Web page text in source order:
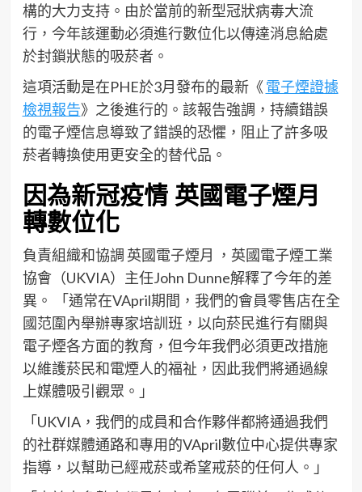
構的大力支持。由於當前的新型冠狀病毒大流
行，今年該運動必須進行數位化以傳達消息給處
於封鎖狀態的吸菸者。
這項活動是在PHE於3月發布的最新《電子煙證據
檢視報告》之後進行的。該報告強調，持續錯誤
的電子煙信息導致了錯誤的恐懼，阻止了許多吸
菸者轉換使用更安全的替代品。
因為新冠疫情 英國電子煙月
轉數位化
負責組織和協調 英國電子煙月 ，英國電子煙工業
協會（UKVIA）主任John Dunne解釋了今年的差
異。 「通常在VApril期間，我們的會員零售店在全
國范圍內舉辦專家培訓班，以向菸民進行有關與
電子煙各方面的教育，但今年我們必須更改措施
以維護菸民和電煙人的福祉，因此我們將通過線
上媒體吸引觀眾。」
「UKVIA，我們的成員和合作夥伴都將通過我們
的社群媒體通路和專用的VApril數位中心提供專家
指導，以幫助已經戒菸或希望戒菸的任何人。」